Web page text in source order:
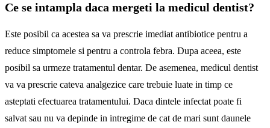
Ce se intampla daca mergeti la medicul dentist?
Este posibil ca acestea sa va prescrie imediat antibiotice pentru a
reduce simptomele si pentru a controla febra. Dupa aceea, este
posibil sa urmeze tratamentul dentar. De asemenea, medicul dentist
va va prescrie cateva analgezice care trebuie luate in timp ce
asteptati efectuarea tratamentului. Daca dintele infectat poate fi
salvat sau nu va depinde in intregime de cat de mari sunt daunele